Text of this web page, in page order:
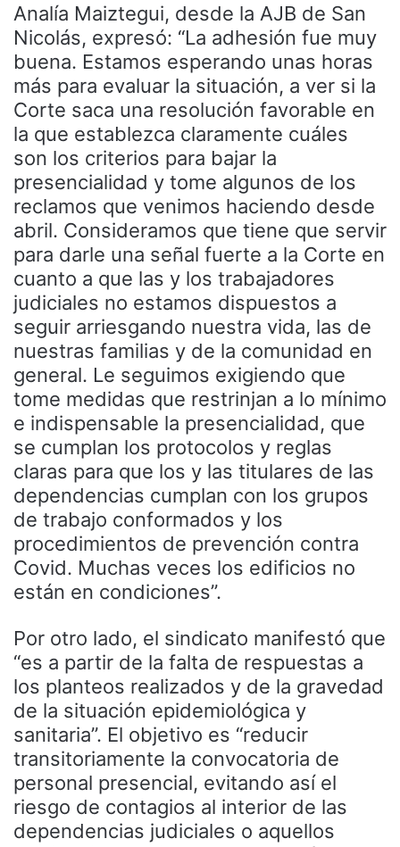
Analía Maiztegui, desde la AJB de San
Nicolás, expresó: “La adhesión fue muy
buena. Estamos esperando unas horas
más para evaluar la situación, a ver si la
Corte saca una resolución favorable en
la que establezca claramente cuáles
son los criterios para bajar la
presencialidad y tome algunos de los
reclamos que venimos haciendo desde
abril. Consideramos que tiene que servir
para darle una señal fuerte a la Corte en
cuanto a que las y los trabajadores
judiciales no estamos dispuestos a
seguir arriesgando nuestra vida, las de
nuestras familias y de la comunidad en
general. Le seguimos exigiendo que
tome medidas que restrinjan a lo mínimo
e indispensable la presencialidad, que
se cumplan los protocolos y reglas
claras para que los y las titulares de las
dependencias cumplan con los grupos
de trabajo conformados y los
procedimientos de prevención contra
Covid. Muchas veces los edificios no
están en condiciones”.
Por otro lado, el sindicato manifestó que
“es a partir de la falta de respuestas a
los planteos realizados y de la gravedad
de la situación epidemiológica y
sanitaria”. El objetivo es “reducir
transitoriamente la convocatoria de
personal presencial, evitando así el
riesgo de contagios al interior de las
dependencias judiciales o aquellos